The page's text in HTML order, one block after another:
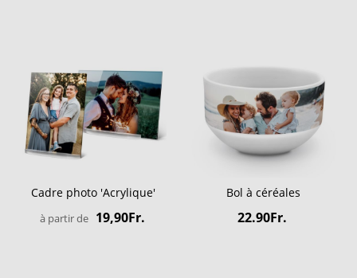
Cadre photo 'Acrylique'
à partir de 19,90Fr.
Bol à céréales
22.90Fr.